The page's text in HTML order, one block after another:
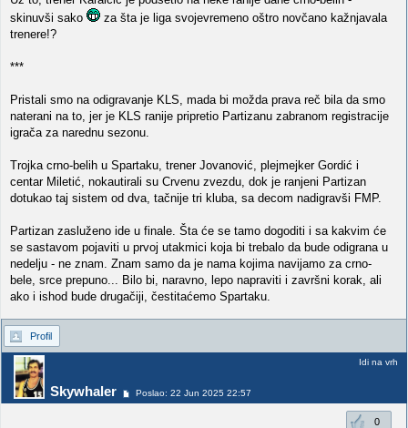
skinuvši sako
za šta je liga svojevremeno oštro novčano kažnjavala
trenere!?
***
Pristali smo na odigravanje KLS, mada bi možda prava reč bila da smo
naterani na to, jer je KLS ranije pripretio Partizanu zabranom registracije
igrača za narednu sezonu.
Trojka crno-belih u Spartaku, trener Jovanović, plejmejker Gordić i
centar Miletić, nokautirali su Crvenu zvezdu, dok je ranjeni Partizan
dotukao taj sistem od dva, tačnije tri kluba, sa decom nadigravši FMP.
Partizan zasluženo ide u finale. Šta će se tamo dogoditi i sa kakvim će
se sastavom pojaviti u prvoj utakmici koja bi trebalo da bude odigrana u
nedelju - ne znam. Znam samo da je nama kojima navijamo za crno-
bele, srce prepuno... Bilo bi, naravno, lepo napraviti i završni korak, ali
ako i ishod bude drugačiji, čestitaćemo Spartaku.
Profil
Skywhaler Poslao: 22 Jun 2025 22:57
Idi na vrh
0